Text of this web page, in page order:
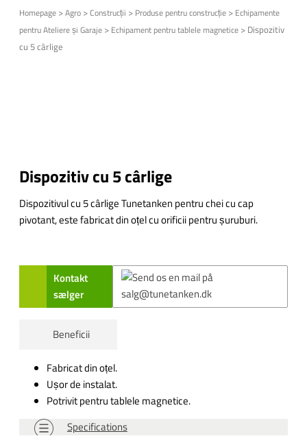
Homepage >Agro >Construcții > Produse pentru construcție > Echipamente
pentru Ateliere și Garaje > Echipament pentru tablele magnetice > Dispozitiv
cu 5 cârlige
Dispozitiv cu 5 cârlige
Dispozitivul cu 5 cârlige Tunetanken pentru chei cu cap
pivotant, este fabricat din oțel cu orificii pentru șuruburi.
Kontakt
sælger
Beneficii
Fabricat din oțel.
Ușor de instalat.
Potrivit pentru tablele magnetice.
Specifications